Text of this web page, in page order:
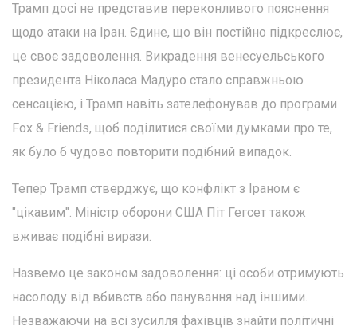
Трамп досі не представив переконливого пояснення
щодо атаки на Іран. Єдине, що він постійно підкреслює,
це своє задоволення. Викрадення венесуельського
президента Ніколаса Мадуро стало справжньою
сенсацією, і Трамп навіть зателефонував до програми
Fox & Friends, щоб поділитися своїми думками про те,
як було б чудово повторити подібний випадок.
Тепер Трамп стверджує, що конфлікт з Іраном є
"цікавим". Міністр оборони США Піт Гегсет також
вживає подібні вирази.
Назвемо це законом задоволення: ці особи отримують
насолоду від вбивств або панування над іншими.
Незважаючи на всі зусилля фахівців знайти політичні